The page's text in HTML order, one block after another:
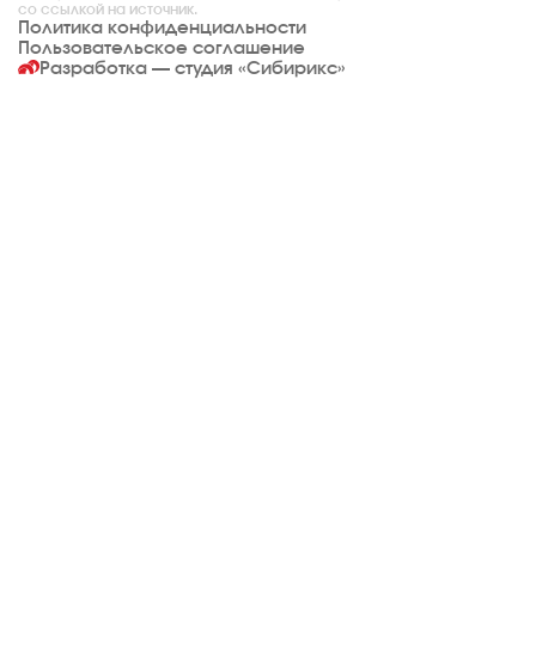
со ссылкой на источник.
Политика конфиденциальности
Пользовательское соглашение
Разработка — студия «Сибирикс»